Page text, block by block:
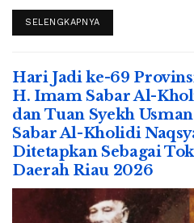
SELENGKAPNYA
Hari Jadi ke-69
H. Imam Sabar Al-
dan Tuan Syekh
Sabar Al-Kholidi
Ditetapkan Sebagai
Daerah Riau 2026